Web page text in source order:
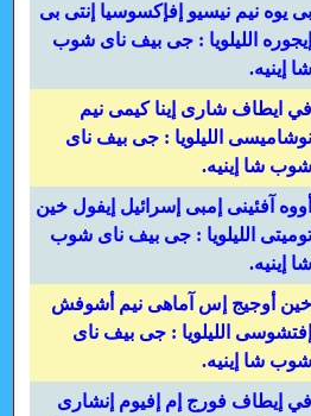
بى يوه نيم نيسيو إفإكسوسيا إنتى بى
إيجوره الليلويا : جى بيف ناى شوب
شا إينيه.
في ايطاف شارى إينا كيمى نيم
نوشاميسى الليلويا : جى بيف ناى
شوب شا إينيه.
أووه آفئينى إمبى إسرائيل إيفول خين
الليلويا : جى بيف ناى شوب
شا إينيه.
خين أوجيج إس آماهى نيم أشوفش
إفتشوسى الليلويا : جى بيف ناى
شوب شا إينيه.
في إيطاف فورج إم إفيوم إنشارى